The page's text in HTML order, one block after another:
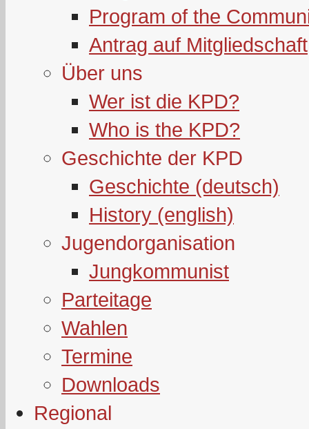
Program of the
Antrag auf Mitgliedschaft
Über uns
Wer ist die KPD?
Who is the KPD?
Geschichte der KPD
Geschichte (deutsch)
History (english)
Jugendorganisation
Jungkommunist
Parteitage
Wahlen
Termine
Downloads
Regional